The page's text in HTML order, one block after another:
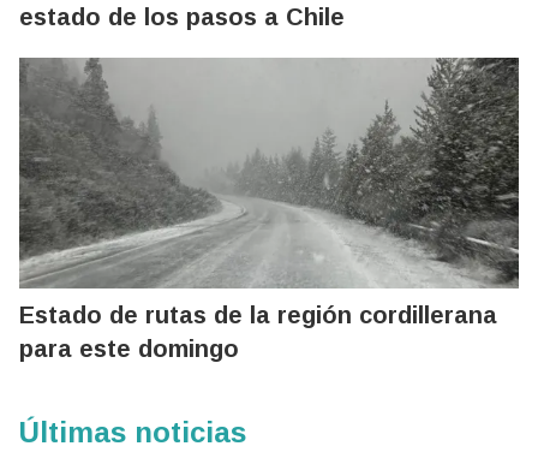
estado de los pasos a Chile
Estado de rutas de la región cordillerana
para este domingo
Últimas noticias